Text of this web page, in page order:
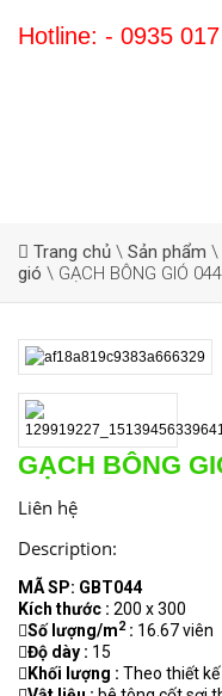
Hotline: - 0935
Trang chủ \ Sản phẩm \
gió \ GẠCH BÔNG GIÓ 044
GẠCH BÔNG
Liên hệ
Description:
MÃ SP: GBT044
Kích thước : 200 x 300
Số lượng/m2: 16.67 viên
Độ dày : 15
Khối lượng : Theo thiết kế